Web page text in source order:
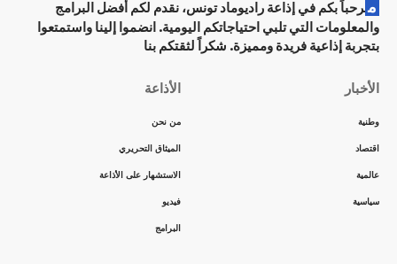
م رحباً بكم في إذاعة راديوماد تونس، نقدم لكم أفضل البرامج
والمعلومات التي تلبي احتياجاتكم اليومية. انضموا إلينا واستمتعوا
بتجربة إذاعية فريدة ومميزة. شكراً لثقتكم بنا
الأخبار
وطنية
اقتصاد
عالمية
سياسية
الأذاعة
من نحن
الميثاق التحريري
الاستشهار على الأذاعة
فيديو
البرامج